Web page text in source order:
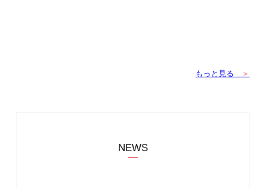
もっと見る ＞
NEWS